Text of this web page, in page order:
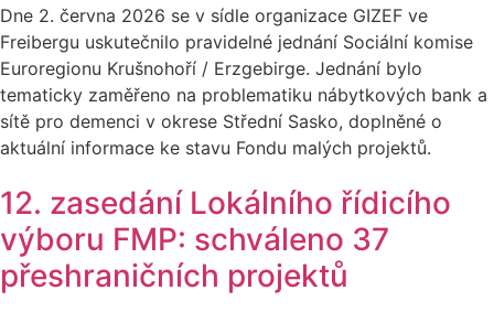
Dne 2. června 2026 se v sídle organizace GIZEF ve
Freibergu uskutečnilo pravidelné jednání Sociální komise
Euroregionu Krušnohoří / Erzgebirge. Jednání bylo
tematicky zaměřeno na problematiku nábytkových bank a
sítě pro demenci v okrese Střední Sasko, doplněné o
aktuální informace ke stavu Fondu malých projektů.
12. zasedání Lokálního řídicího
výboru FMP: schváleno 37
přeshraničních projektů